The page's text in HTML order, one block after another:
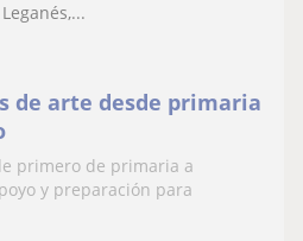
de arte desde primaria
primero de primaria a
y preparación para